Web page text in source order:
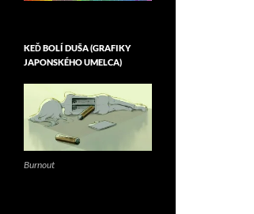
KEĎ BOLÍ DUŠA (GRAFIKY
JAPONSKÉHO UMELCA)
Burnout